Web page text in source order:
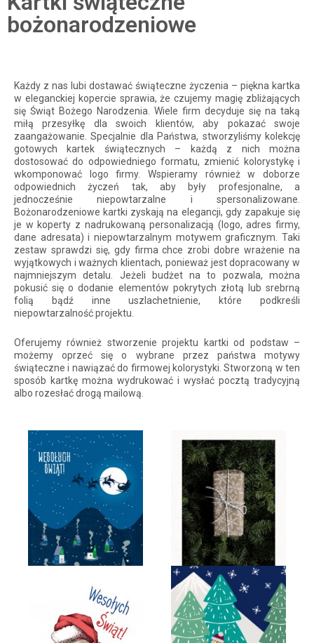
bożonarodzeniowe
Każdy z nas lubi dostawać świąteczne życzenia – piękna kartka
w eleganckiej kopercie sprawia, że czujemy magię zbliżających
się Świąt Bożego Narodzenia. Wiele firm decyduje się na taką
miłą przesyłkę dla swoich klientów, aby pokazać swoje
zaangażowanie. Specjalnie dla Państwa, stworzyliśmy kolekcję
gotowych kartek świątecznych – każdą z nich można
dostosować do odpowiedniego formatu, zmienić kolorystykę i
wkomponować logo firmy. Wspieramy również w doborze
odpowiednich życzeń tak, aby były profesjonalne, a
jednocześnie niepowtarzalne i spersonalizowane.
Bożonarodzeniowe kartki zyskają na elegancji, gdy zapakuje się
je w koperty z nadrukowaną personalizacją (logo, adres firmy,
dane adresata) i niepowtarzalnym motywem graficznym. Taki
zestaw sprawdzi się, gdy firma chce zrobi dobre wrażenie na
wyjątkowych i ważnych klientach, ponieważ jest dopracowany w
najmniejszym detalu. Jeżeli budżet na to pozwala, można
pokusić się o dodanie elementów pokrytych złotą lub srebrną
folią bądź inne uszlachetnienie, które podkreśli
niepowtarzalność projektu.
Oferujemy również stworzenie projektu kartki od podstaw –
możemy oprzeć się o wybrane przez państwa motywy
świąteczne i nawiązać do firmowej kolorystyki. Stworzoną w ten
sposób kartkę można wydrukować i wysłać pocztą tradycyjną
albo rozesłać drogą mailową.